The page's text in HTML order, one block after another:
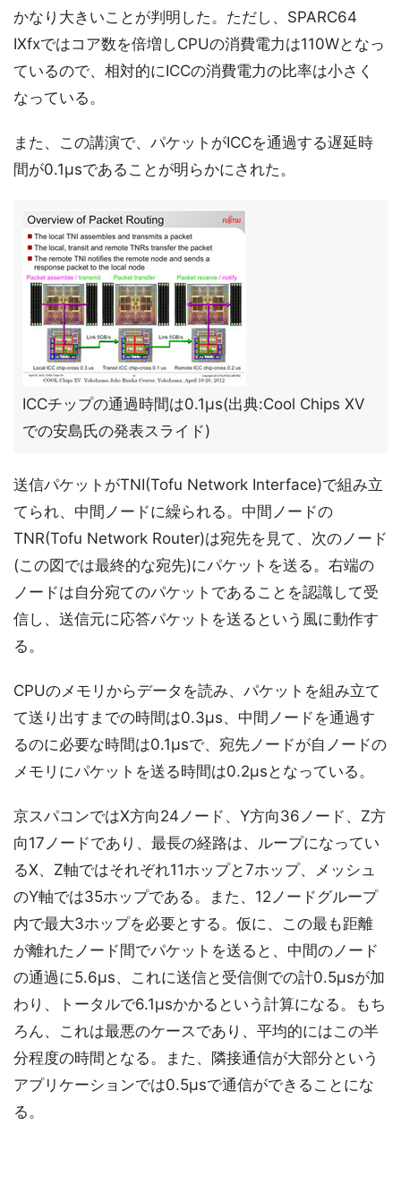
かなり大きいことが判明した。ただし、SPARC64
IXfxではコア数を倍増しCPUの消費電力は110Wとなっ
ているので、相対的にICCの消費電力の比率は小さく
なっている。
また、この講演で、パケットがICCを通過する遅延時
間が0.1μsであることが明らかにされた。
ICCチップの通過時間は0.1μs(出典:Cool Chips XV
での安島氏の発表スライド)
送信パケットがTNI(Tofu Network Interface)で組み立
てられ、中間ノードに繰られる。中間ノードの
TNR(Tofu Network Router)は宛先を見て、次のノード
(この図では最終的な宛先)にパケットを送る。右端の
ノードは自分宛てのパケットであることを認識して受
信し、送信元に応答パケットを送るという風に動作す
る。
CPUのメモリからデータを読み、パケットを組み立て
て送り出すまでの時間は0.3μs、中間ノードを通過す
るのに必要な時間は0.1μsで、宛先ノードが自ノードの
メモリにパケットを送る時間は0.2μsとなっている。
京スパコンではX方向24ノード、Y方向36ノード、Z方
向17ノードであり、最長の経路は、ループになってい
るX、Z軸ではそれぞれ11ホップと7ホップ、メッシュ
のY軸では35ホップである。また、12ノードグループ
内で最大3ホップを必要とする。仮に、この最も距離
が離れたノード間でパケットを送ると、中間のノード
の通過に5.6μs、これに送信と受信側での計0.5μsが加
わり、トータルで6.1μsかかるという計算になる。もち
ろん、これは最悪のケースであり、平均的にはこの半
分程度の時間となる。また、隣接通信が大部分という
アプリケーションでは0.5μsで通信ができることにな
る。